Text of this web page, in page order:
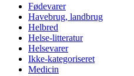
Fødevarer
Havebrug, landbrug
Helbred
Helse-litteratur
Helsevarer
Ikke-kategoriseret
Medicin